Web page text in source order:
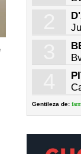
Gentileza de: